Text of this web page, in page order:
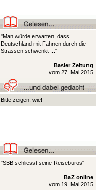
"Man würde erwarten, dass
Deutschland mit Fahnen durch die
Strassen schwenkt ..."
Basler Zeitung
vom 27. Mai 2015
Bitte zeigen, wie!
"SBB schliesst seine Reisebüros"
BaZ online
vom 19. Mai 2015